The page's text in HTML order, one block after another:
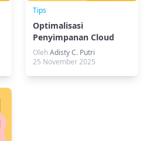
Tips
Optimalisasi
Penyimpanan Cloud
Google Workspace
OlehAdisty C. Putri
25 November 2025